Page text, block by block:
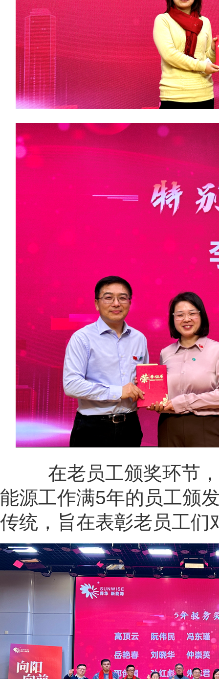
在老员工颁奖环节，
能源工作满5年的员工颁
传统，旨在表彰老员工们